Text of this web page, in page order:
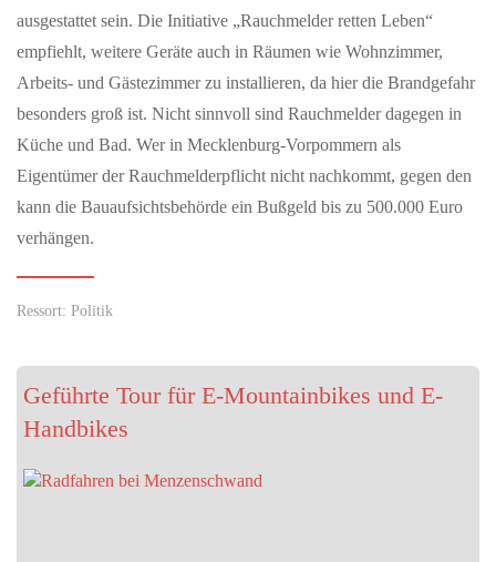
ausgestattet sein. Die Initiative „Rauchmelder retten Leben“
empfiehlt, weitere Geräte auch in Räumen wie Wohnzimmer,
Arbeits- und Gästezimmer zu installieren, da hier die Brandgefahr
besonders groß ist. Nicht sinnvoll sind Rauchmelder dagegen in
Küche und Bad. Wer in Mecklenburg-Vorpommern als
Eigentümer der Rauchmelderpflicht nicht nachkommt, gegen den
kann die Bauaufsichtsbehörde ein Bußgeld bis zu 500.000 Euro
verhängen.
Ressort: Politik
Geführte Tour für E-Mountainbikes und E-
Handbikes